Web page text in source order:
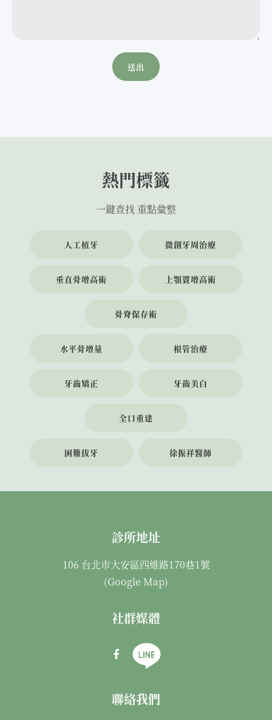
熱門標籤
一鍵查找 重點彙整
人工植牙 微創牙周治療
垂直骨增高術 上顎竇增高術
骨脊保存術
水平骨增量 根管治療
牙齒矯正 牙齒美白
全口重建
困難拔牙 徐振祥醫師
診所地址
106 台北市大安區四維路170巷1號
(Google Map)
社群媒體
聯絡我們